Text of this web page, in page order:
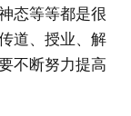
态等等都是很
道、授业、解
不断努力提高